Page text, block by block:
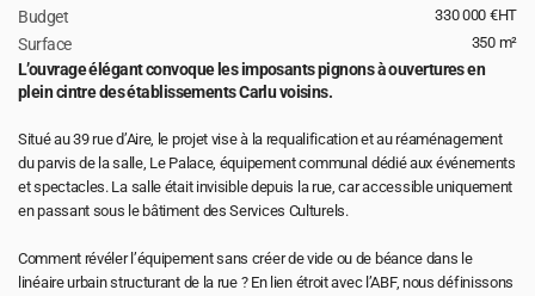
Budget 330 000 €HT
Surface 350 m²
L’ouvrage élégant convoque les imposants pignons à ouvertures en
plein cintre des établissements Carlu voisins.
Situé au 39 rue d’Aire, le projet vise à la requalification et au réaménagement
du parvis de la salle, Le Palace, équipement communal dédié aux événements
et spectacles. La salle était invisible depuis la rue, car accessible uniquement
en passant sous le bâtiment des Services Culturels.
Comment révéler l’équipement sans créer de vide ou de béance dans le
linéaire urbain structurant de la rue ? En lien étroit avec l’ABF, nous définissons